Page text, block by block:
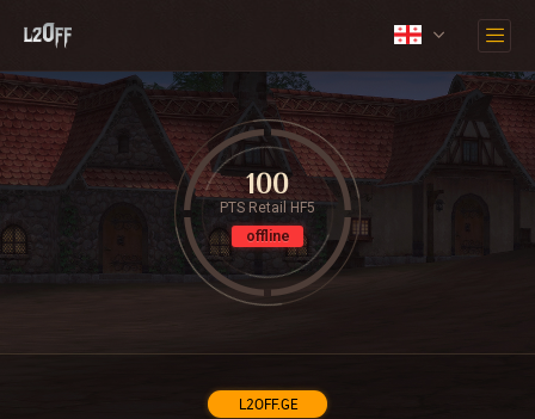
L2OFF.GE
100
PTS Retail HF5
offline